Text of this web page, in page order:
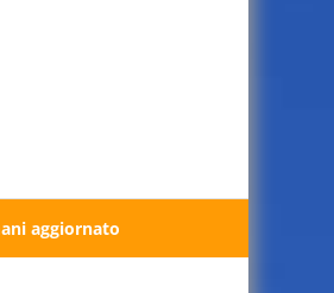
aggiornato